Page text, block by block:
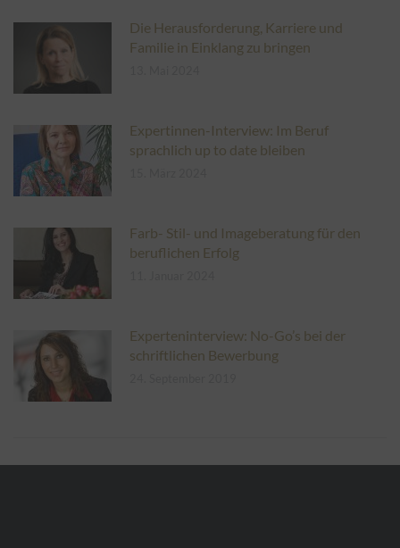
Die Herausforderung, Karriere und
Familie in Einklang zu bringen
Expertinnen-Interview: Im Beruf
sprachlich up to date bleiben
Farb- Stil- und Imageberatung für den
beruflichen Erfolg
Experteninterview: No-Go’s bei der
schriftlichen Bewerbung